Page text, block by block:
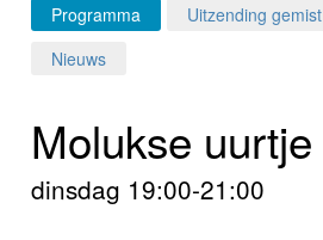
Login
Programma's
Programma Uitzending gemist
Nieuws
Molukse uurtje
dinsdag 19:00-21:00